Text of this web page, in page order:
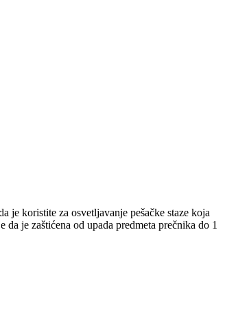
je koristite za osvetljavanje pešačke staze koja
je zaštićena od upada predmeta prečnika do 1